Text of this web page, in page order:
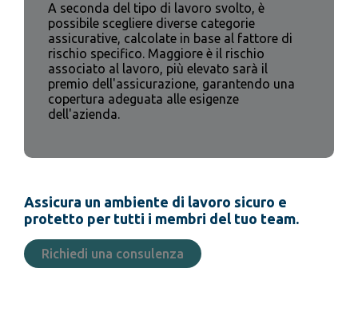
A seconda del tipo di lavoro svolto, è
possibile scegliere diverse categorie
assicurative, calcolate in base al fattore di
rischio specifico. Maggiore è il rischio
associato al lavoro, più elevato sarà il
premio dell'assicurazione, garantendo una
copertura adeguata alle esigenze
dell'azienda.
Assicura un ambiente di lavoro sicuro e
protetto per tutti i membri del tuo team.
Richiedi una consulenza